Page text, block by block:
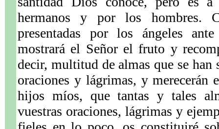
hermanos y por los hombres.
presentadas por los ángeles
mostrará el Señor el fruto y
decir, multitud de almas que se han
oraciones y lágrimas, y merecerán
hijos míos, que tantas y tales
vuestras oraciones, lágrimas y